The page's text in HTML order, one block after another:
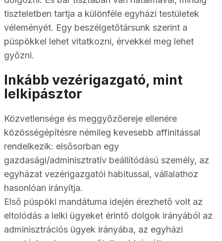
tiszteletben tartja a különféle egyházi testületek
véleményét. Egy beszélgetőtársunk szerint a
püspökkel lehet vitatkozni, érvekkel meg lehet
győzni.
Inkább vezérigazgató, mint
lelkipásztor
Közvetlensége és meggyőzőereje ellenére
közösségépítésre némileg kevesebb affinitással
rendelkezik: elsősorban egy
gazdasági/adminisztratív beállítódású személy, az
egyházat vezérigazgatói habitussal, vállalathoz
hasonlóan irányítja.
Első püspöki mandátuma idején érezhető volt az
eltolódás a lelki ügyeket érintő dolgok irányából az
adminisztrációs ügyek irányába, az egyházi